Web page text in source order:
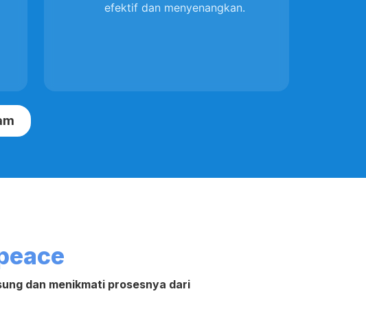
efektif dan menyenangkan.
dan menikmati prosesnya dari